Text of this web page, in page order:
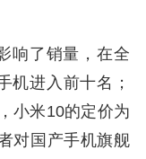
响了销量，在全
机进入前十名；
小米10的定价为
对国产手机旗舰